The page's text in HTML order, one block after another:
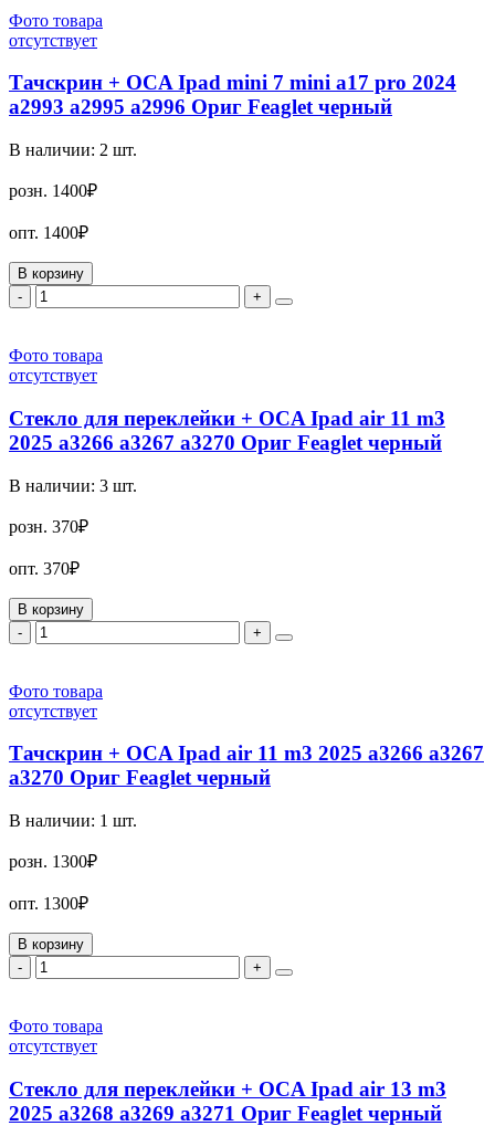
Фото товара
отсутствует
Тачскрин + OCA Ipad mini 7 mini a17 pro 2024
a2993 a2995 a2996 Ориг Feaglet черный
В наличии: 2 шт.
розн. 1400₽
опт. 1400₽
В корзину
-
+
Фото товара
отсутствует
Стекло для переклейки + OCA Ipad air 11 m3
2025 a3266 a3267 a3270 Ориг Feaglet черный
В наличии: 3 шт.
розн. 370₽
опт. 370₽
В корзину
-
+
Фото товара
отсутствует
Тачскрин + OCA Ipad air 11 m3 2025 a3266 a3267
a3270 Ориг Feaglet черный
В наличии: 1 шт.
розн. 1300₽
опт. 1300₽
В корзину
-
+
Фото товара
отсутствует
Стекло для переклейки + OCA Ipad air 13 m3
2025 a3268 a3269 a3271 Ориг Feaglet черный